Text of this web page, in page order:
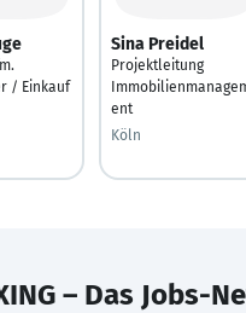
/ Einkauf
Sina Preidel
Projektleitung
ent
Köln
– Das Jobs-